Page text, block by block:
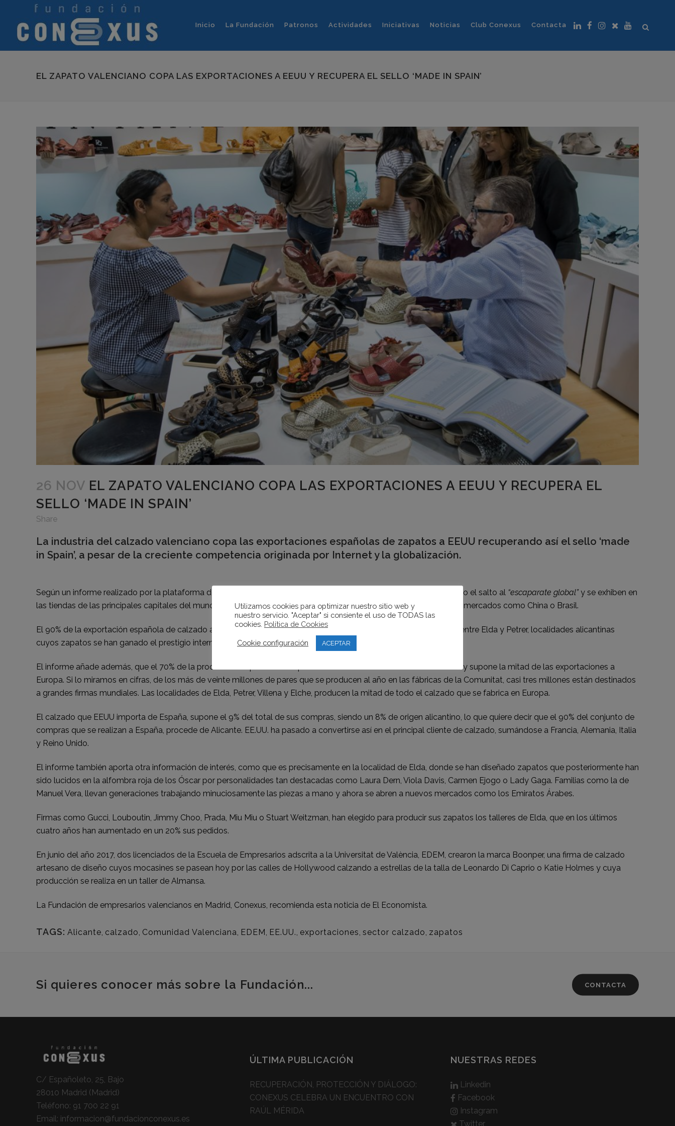
Inicio La Fundación Patronos Actividades Iniciativas Noticias Club Conexus Contacta
EL ZAPATO VALENCIANO COPA LAS EXPORTACIONES A EEUU Y RECUPERA EL SELLO ‘MADE IN SPAIN’
26 NOV EL ZAPATO VALENCIANO COPA LAS EXPORTACIONES A EEUU Y RECUPERA EL
SELLO ‘MADE IN SPAIN’
Share
La industria del calzado valenciano copa las exportaciones españolas de zapatos a EEUU recuperando así el sello ‘made
in Spain’, a pesar de la creciente competencia originada por Internet y la globalización.
Según un informe realizado por la plataforma de la Comunidad Valenciana, , los zapatos valencianos han dado el salto al “escaparate global”y se exhiben en
las tiendas de las principales capitales del mundo como Nueva York, Londres, Milán o París y se venden en grandes mercados como China o Brasil.
El 90% de la exportación española de calzado a EEUU procede de la Comunidad Valenciana, donde destaca el eje entre Elda y Petrer, localidades alicantinas
cuyos zapatos se han ganado el prestigio internacional y un hueco en el sector del calzado de lujo.
El informe añade además, que el 70% de la producción española de zapatos se elabora en las fábricas valencianas y supone la mitad de las exportaciones a
Europa. Si lo miramos en cifras, de los más de veinte millones de pares que se producen al año en las fábricas de la Comunitat, casi tres millones están destinados
a grandes firmas mundiales. Las localidades de Elda, Petrer, Villena y Elche, producen la mitad de todo el calzado que se fabrica en Europa.
El calzado que EEUU importa de España, supone el 9% del total de sus compras, siendo un 8% de origen alicantino, lo que quiere decir que el 90% del conjunto de
compras que se realizan a España, procede de Alicante. EE.UU. ha pasado a convertirse así en el principal cliente de calzado, sumándose a Francia, Alemania, Italia
y Reino Unido.
El informe también aporta otra información de interés, como que es precisamente en la localidad de Elda, donde se han diseñado zapatos que posteriormente han
sido lucidos en la alfombra roja de los Óscar por personalidades tan destacadas como Laura Dern, Viola Davis, Carmen Ejogo o Lady Gaga. Familias como la de
Manuel Vera, llevan generaciones trabajando minuciosamente las piezas a mano y ahora se abren a nuevos mercados como los Emiratos Árabes.
Firmas como Gucci, Louboutin, Jimmy Choo, Prada, Miu Miu o Stuart Weitzman, han elegido para producir sus zapatos los talleres de Elda, que en los últimos
cuatro años han aumentado en un 20% sus pedidos.
En junio del año 2017, dos licenciados de la Escuela de Empresarios adscrita a la Universitat de València, EDEM, crearon la marca Boonper, una firma de calzado
artesano de diseño cuyos mocasines se pasean hoy por las calles de Hollywood calzando a estrellas de la talla de Leonardo Di Caprio o Katie Holmes y cuya
producción se realiza en un taller de Almansa.
La Fundación de empresarios valencianos en Madrid, Conexus, recomienda esta noticia de El Economista.
TAGS: Alicante calzado Comunidad Valenciana EDEM EE.UU. exportaciones sector calzado zapatos
Si quieres conocer más sobre la Fundación... CONTACTA
C/ Españoleto, 25, Bajo
28010 Madrid (Madrid)
Teléfono: 91 700 22 91
Email: informacion@fundacionconexus.es
ÚLTIMA PUBLICACIÓN
RECUPERACIÓN, PROTECCIÓN Y DIÁLOGO:
CONEXUS CELEBRA UN ENCUENTRO CON
RAÚL MÉRIDA
NUESTRAS REDES
Linkedin
Facebook
Instagram
Twitter
Utilizamos cookies para optimizar nuestro sitio web y
nuestro servicio. "Aceptar" si consiente el uso de TODAS las
cookies. Política de Cookies
Cookie configuración ACEPTAR